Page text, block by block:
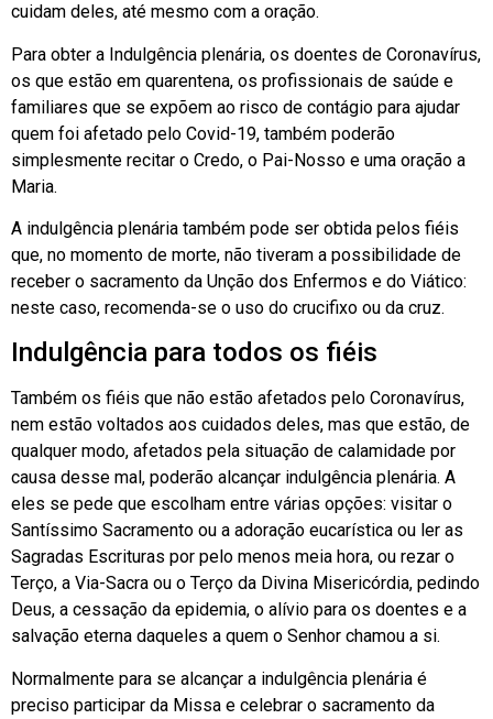
cuidam deles, até mesmo com a oração.
Para obter a Indulgência plenária, os doentes de Coronavírus,
os que estão em quarentena, os profissionais de saúde e
familiares que se expõem ao risco de contágio para ajudar
quem foi afetado pelo Covid-19, também poderão
simplesmente recitar o Credo, o Pai-Nosso e uma oração a
Maria.
A indulgência plenária também pode ser obtida pelos fiéis
que, no momento de morte, não tiveram a possibilidade de
receber o sacramento da Unção dos Enfermos e do Viático:
neste caso, recomenda-se o uso do crucifixo ou da cruz.
Indulgência para todos os fiéis
Também os fiéis que não estão afetados pelo Coronavírus,
nem estão voltados aos cuidados deles, mas que estão, de
qualquer modo, afetados pela situação de calamidade por
causa desse mal, poderão alcançar indulgência plenária. A
eles se pede que escolham entre várias opções: visitar o
Santíssimo Sacramento ou a adoração eucarística ou ler as
Sagradas Escrituras por pelo menos meia hora, ou rezar o
Terço, a Via-Sacra ou o Terço da Divina Misericórdia, pedindo
Deus, a cessação da epidemia, o alívio para os doentes e a
salvação eterna daqueles a quem o Senhor chamou a si.
Normalmente para se alcançar a indulgência plenária é
preciso participar da Missa e celebrar o sacramento da